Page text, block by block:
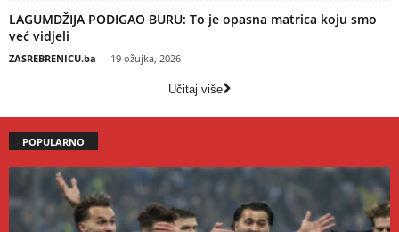
LAGUMDŽIJA PODIGAO BURU: To je opasna matrica koju smo
već vidjeli
ZASREBRENICU.ba - 19 ožujka, 2026
Učitaj više
POPULARNO